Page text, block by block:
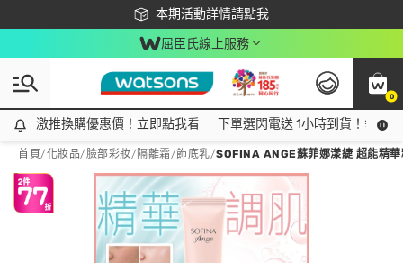
本期活動詳情請點我
下載app最高回饋$350
屈臣氏線上服務
0
激推換購優惠價！立即點我看
激推換購優惠價！立即點我看 下單選閃電送 1小時到貨！領神
首頁/化妝品/臉部彩妝/ 隔離霜/飾底乳/SOFINA ANGE蘇菲娜漾緁 超能精